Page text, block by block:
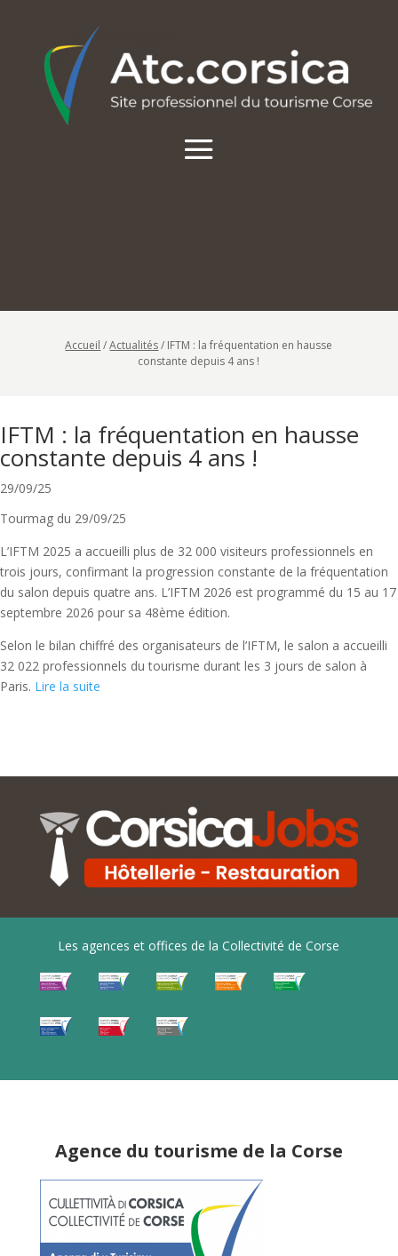
Accueil /Actualités/ IFTM : la fréquentation en hausse
constante depuis 4 ans !
IFTM : la fréquentation en hausse
constante depuis 4 ans !
29/09/25
Tourmag du 29/09/25
L’IFTM 2025 a accueilli plus de 32 000 visiteurs professionnels en
trois jours, confirmant la progression constante de la fréquentation
du salon depuis quatre ans. L’IFTM 2026 est programmé du 15 au 17
septembre 2026 pour sa 48ème édition.
Selon le bilan chiffré des organisateurs de l’IFTM, le salon a accueilli
32 022 professionnels du tourisme durant les 3 jours de salon à
Paris. Lire la suite
Les agences et offices de la Collectivité de Corse
Agence du tourisme de la Corse